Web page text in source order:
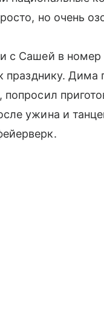
но очень
с Сашей в
празднику.
попросил
ужина и